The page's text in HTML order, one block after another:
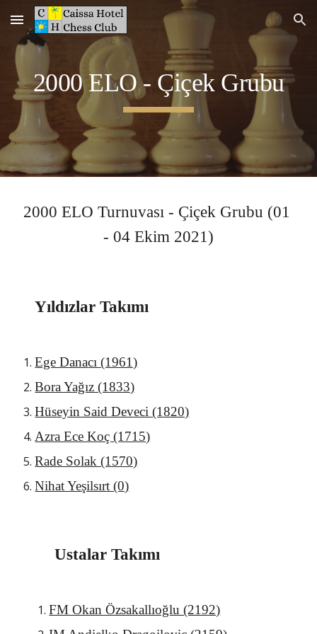
Skip to main content Skip to navigation
2000 ELO - Çiçek Grubu
2000 ELO Turnuvası - Çiçek Grubu (01
- 04 Ekim 2021)
Yıldızlar Takımı
Ege Danacı (1961)
Bora Yağız (1833)
Hüseyin Said Deveci (1820)
Azra Ece Koç (1715)
Rade Solak (1570)
Nihat Yeşilsırt (0)
Ustalar Takımı
FM Okan Özsakallıoğlu (2192)